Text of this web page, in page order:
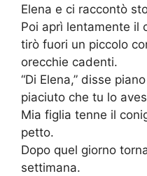
Elena e ci raccontò
Poi aprì lentamente il
tirò fuori un piccolo
orecchie cadenti.
“Di Elena,” disse
piaciuto che tu lo
Mia figlia tenne il
petto.
Dopo quel giorno
settimana.